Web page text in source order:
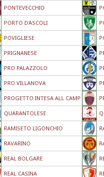
PONTEVECCHIO
PORTO D'ASCOLI
POVIGLIESE
PRIGNANESE
PRO PALAZZOLO
PRO VILLANOVA
PROGETTO INTESA ALL CAMP
QUARANTOLESE
RAMISETO LIGONCHIO
RAVARINO
REAL BOLGARE
REAL CASINA